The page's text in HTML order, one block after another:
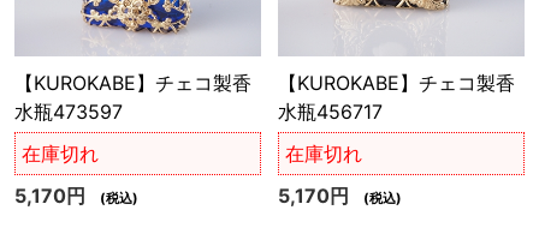
【KUROKABE】チェコ製香
水瓶473597
在庫切れ
5,170円
(税込)
【KUROKABE】チェコ製香
水瓶456717
在庫切れ
5,170円
(税込)